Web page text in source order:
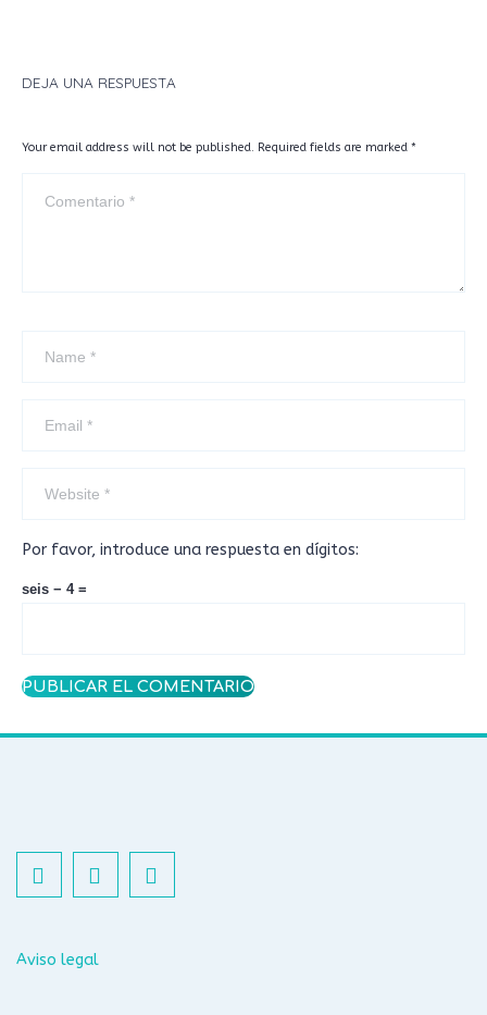
DEJA UNA RESPUESTA
Your email address will not be published. Required fields are marked *
Por favor, introduce una respuesta en dígitos:
seis − 4 =
Aviso legal